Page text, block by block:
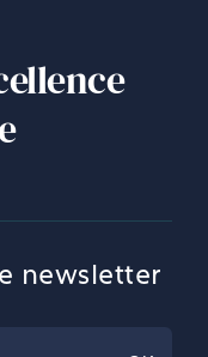
newsletter